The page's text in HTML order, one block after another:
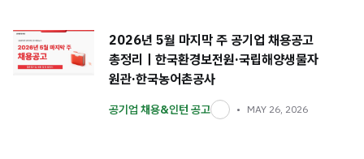
2026년 5월 마지막 주 공기업 채용공고
총정리｜한국환경보전원·국립해양생물자
원관·한국농어촌공사
공기업 채용&인턴 공고 MAY 26, 2026